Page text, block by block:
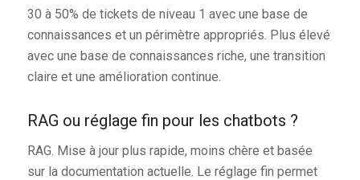
30 à 50% de tickets de niveau 1 avec une base de
connaissances et un périmètre appropriés. Plus élevé
avec une base de connaissances riche, une transition
claire et une amélioration continue.
RAG ou réglage fin pour les chatbots ?
RAG. Mise à jour plus rapide, moins chère et basée
sur la documentation actuelle. Le réglage fin permet